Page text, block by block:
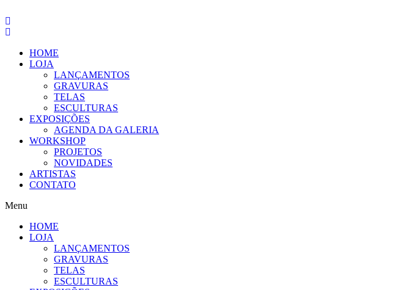
para
o
HOME
LOJA
LANÇAMENTOS
GRAVURAS
TELAS
ESCULTURAS
EXPOSIÇÕES
AGENDA DA GALERIA
WORKSHOP
PROJETOS
NOVIDADES
ARTISTAS
CONTATO
Menu
HOME
LOJA
LANÇAMENTOS
GRAVURAS
TELAS
ESCULTURAS